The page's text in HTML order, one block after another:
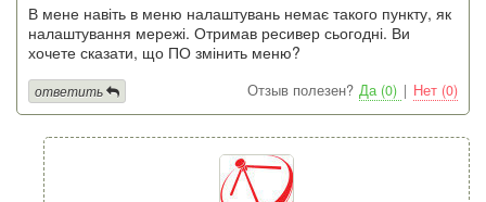
В мене навіть в меню налаштувань немає такого пункту, як
налаштування мережі. Отримав ресивер сьогодні. Ви
хочете сказати, що ПО змінить меню?
Отзыв полезен? Да (0) | Нет (0)
ответить